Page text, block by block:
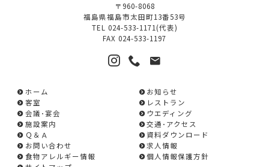
〒960-8068
福島県福島市太田町13番53号
TEL 024-533-1171(代表)
FAX 024-533-1197
ホーム
お知らせ
客室
レストラン
会議･宴会
ウエディング
施設案内
交通･アクセス
Ｑ＆Ａ
資料ダウンロード
お問い合わせ
求人情報
食物アレルギー情報
個人情報保護方針